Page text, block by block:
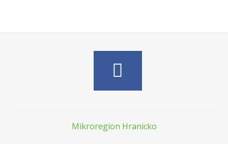
Mikroregion Hranicko